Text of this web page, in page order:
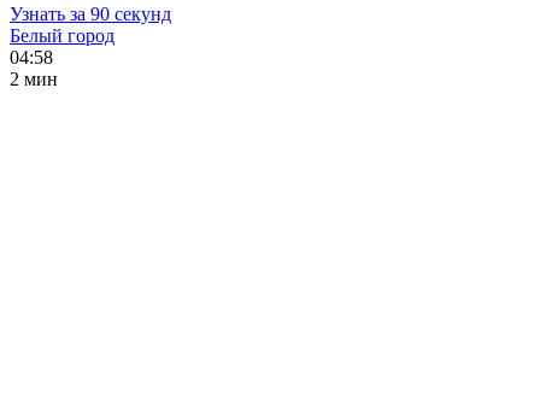
Узнать за 90 секунд
Белый город
04:58
2 мин